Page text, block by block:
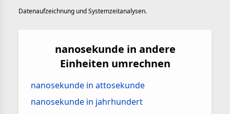
Datenaufzeichnung und Systemzeitanalysen.
nanosekunde in andere
Einheiten umrechnen
nanosekunde in attosekunde
nanosekunde in jahrhundert